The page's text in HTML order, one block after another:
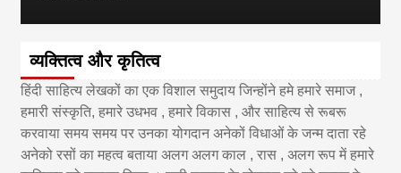
व्यक्तित्व और कृतित्व
हिंदी साहित्य लेखकों का एक विशाल समुदाय जिन्होंने हमे हमारे समाज ,
हमारी संस्कृति, हमारे उधभव , हमारे विकास , और साहित्य से रूबरू
करवाया समय समय पर उनका योगदान अनेकों विधाओं के जन्म दाता रहे
अनेको रसों का महत्व बताया अलग अलग काल , रास , अलग रूप में हमारे